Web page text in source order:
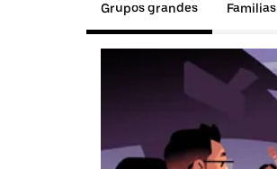
Grupos grandes Familias